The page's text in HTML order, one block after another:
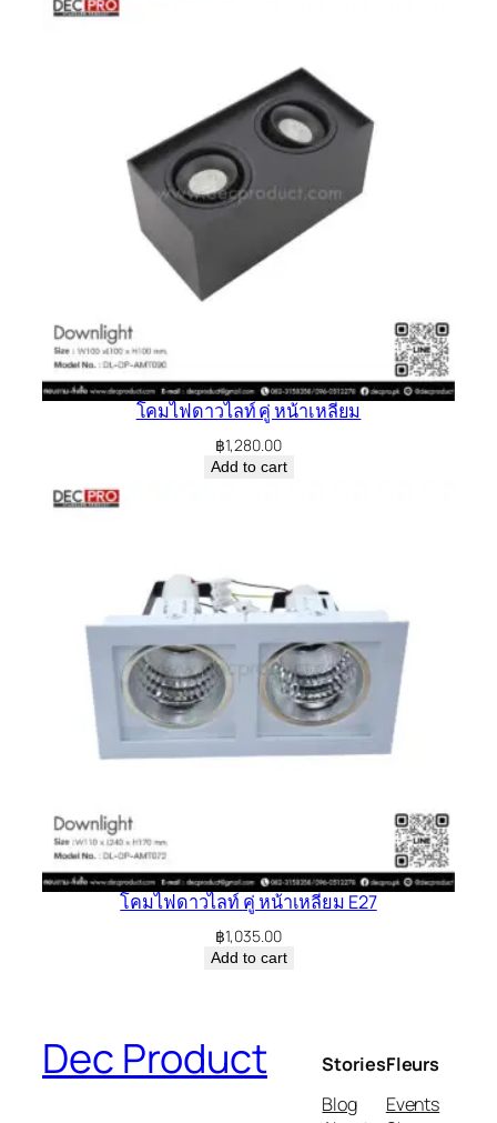
โคมไฟดาวไลท์ คู่ หน้าเหลี่ยม
฿1,280.00
Add to cart
โคมไฟดาวไลท์ คู่ หน้าเหลี่ยม E27
฿1,035.00
Add to cart
Dec Product
Stories
Blog
Fleurs
Events